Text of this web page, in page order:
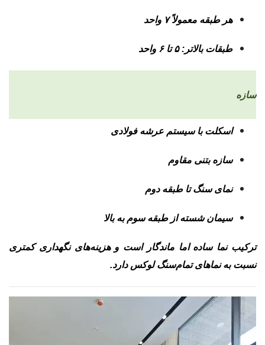
هر طبقه معمولاً ۷ واحد
طبقات بالاتر: ۵ تا ۶ واحد
سازه
اسکلت با سیستم عرشه فولادی
سازه بتنی مقاوم
نمای سنگ تا طبقه دوم
سیمان شسته از طبقه سوم به بالا
ترکیب نما ساده اما ماندگار است و هزینه‌های نگهداری کمتری
نسبت به نماهای تمام‌سنگ لوکس دارد.